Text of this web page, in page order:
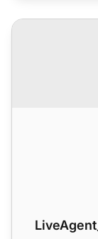
LiveAgent月次